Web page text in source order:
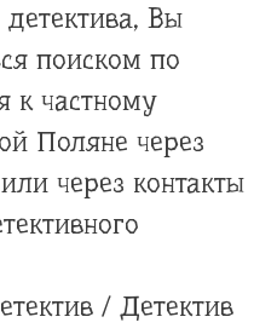
Вы
поиском по
к частному
Поляне через
через контакты
/ Детектив